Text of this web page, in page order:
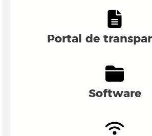
Portal de
Software